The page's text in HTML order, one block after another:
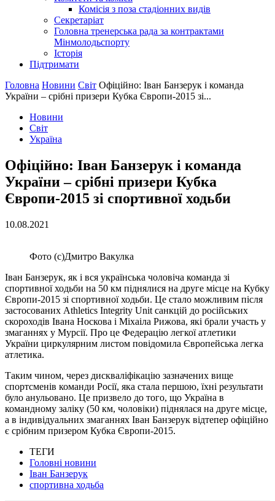
Комісія з поза стадіонних видів
Секретаріат
Головна тренерська рада за контрактами
Мінмолодьспорту
Історія
Підтримати
Головна Новини Світ Офіційно: Іван Банзерук і команда
України – срібні призери Кубка Європи-2015 зі...
Новини
Світ
Україна
Офіційно: Іван Банзерук і команда
України – срібні призери Кубка
Європи-2015 зі спортивної ходьби
10.08.2021
Фото (с)Дмитро Вакулка
Іван Банзерук, як і вся українська чоловіча команда зі
спортивної ходьби на 50 км піднялися на друге місце на Кубку
Європи-2015 зі спортивної ходьби. Це стало можливим після
застосованих Athletics Integrity Unit санкцій до російських
скороходів Івана Носкова і Міхаіла Рижова, які брали участь у
змаганнях у Мурсії. Про це Федерацію легкої атлетики
України циркулярним листом повідомила Європейська легка
атлетика.
Таким чином, через дискваліфікацію зазначених вище
спортсменів команди Росії, яка стала першою, їхні результати
було анульовано. Це призвело до того, що Україна в
командному заліку (50 км, чоловіки) піднялася на друге місце,
а в індивідуальних змаганнях Іван Банзерук відтепер офіційно
є срібним призером Кубка Європи-2015.
ТЕГИ
Головні новини
Іван Банзерук
спортивна ходьба